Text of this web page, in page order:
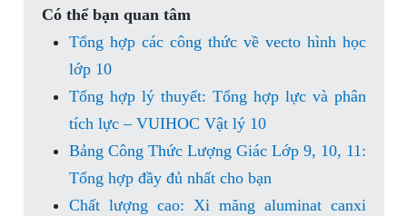
Có thể bạn quan tâm
Tổng hợp các công thức về vecto hình học
lớp 10
Tổng hợp lý thuyết: Tổng hợp lực và phân
tích lực – VUIHOC Vật lý 10
Bảng Công Thức Lượng Giác Lớp 9, 10, 11:
Tổng hợp đầy đủ nhất cho bạn
Chất lượng cao: Xi măng aluminat canxi